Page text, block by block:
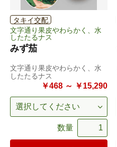
タキイ交配
文字通り果皮やわらかく、水
したたるナス
みず茄
文字通り果皮やわらかく、水
したたるナス
￥468 ～ ￥15,290
数量